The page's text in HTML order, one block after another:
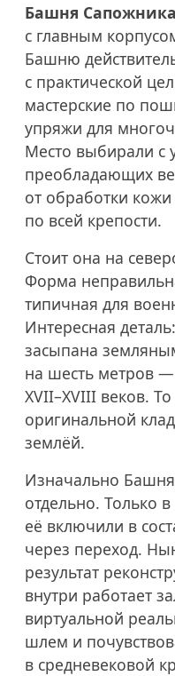
Башня Сапожника
с главным
Башню
с практической
мастерские по
упряжи для
Место выбирали с
преобладающих
от обработки
по всей крепости.
Стоит она на
Форма
типичная для
Интересная
засыпана
на шесть метров —
XVII–XVIII веков. То
оригинальной
землёй.
Изначально
отдельно. Только
её включили в
через переход.
результат
внутри работает
виртуальной
шлем и
в средневековой